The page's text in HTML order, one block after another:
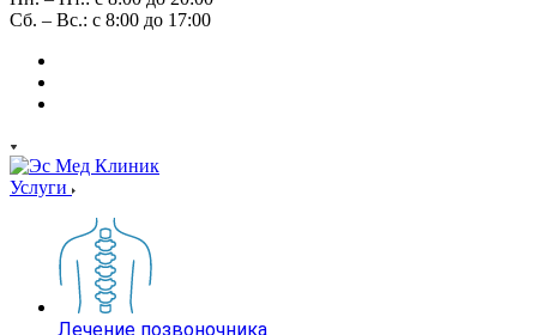
Сб. – Вс.: с 8:00 до 17:00
Услуги
Лечение позвоночника